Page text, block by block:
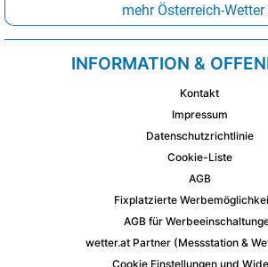
mehr Österreich-Wetter
INFORMATION &
Kontakt
Impressum
Datenschutzrichtlinie
Cookie-Liste
AGB
Fixplatzierte
AGB für
wetter.at Partner (Messstation &
Cookie Einstellungen und